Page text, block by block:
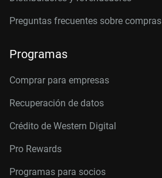
Preguntas frecuentes sobre compras
Programas
Comprar para empresas
Recuperación de datos
Crédito de Western Digital
Pro Rewards
Programas para socios